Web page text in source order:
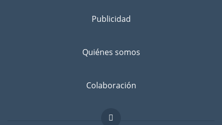
Publicidad
Quiénes somos
Colaboración